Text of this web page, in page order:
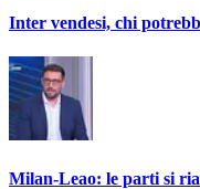
Inter vendesi, chi
Milan-Leao: le parti si